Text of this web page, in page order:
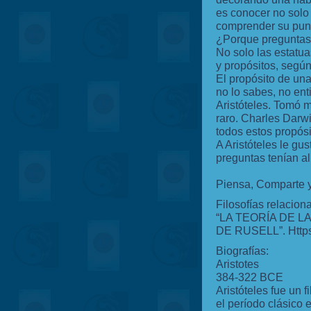
es conocer no
comprender su
¿Porque
No solo las
y propósitos,
El propósito de
no lo sabes, no
Aristóteles. Tomó
raro. Charles
todos estos
A Aristóteles le
preguntas tenían
Piensa, Comparte
Filosofías
“LA TEORÍA DE
DE RUSELL”.
Biografías:
Aristotes
384-322 BCE
Aristóteles fue un
el período clásico